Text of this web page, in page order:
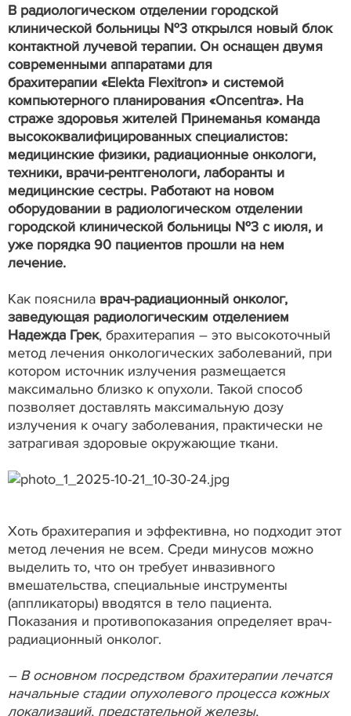
В радиологическом отделении городской
клинической больницы №3 открылся новый блок
контактной лучевой терапии. Он оснащен двумя
современными аппаратами для
брахитерапии «Elekta Flexitron» и системой
компьютерного планирования «Oncentra». На
страже здоровья жителей Принеманья команда
высококвалифицированных специалистов:
медицинские физики, радиационные онкологи,
техники, врачи-рентгенологи, лаборанты и
медицинские сестры. Работают на новом
оборудовании в радиологическом отделении
городской клинической больницы №3 с июля, и
уже порядка 90 пациентов прошли на нем
лечение.
Как пояснила врач-радиационный онколог,
заведующая радиологическим отделением
Надежда Грек, брахитерапия – это высокоточный
метод лечения онкологических заболеваний, при
котором источник излучения размещается
максимально близко к опухоли. Такой способ
позволяет доставлять максимальную дозу
излучения к очагу заболевания, практически не
затрагивая здоровые окружающие ткани.
Хоть брахитерапия и эффективна, но подходит этот
метод лечения не всем. Среди минусов можно
выделить то, что он требует инвазивного
вмешательства, специальные инструменты
(аппликаторы) вводятся в тело пациента.
Показания и противопоказания определяет врач-
радиационный онколог.
– В основном посредством брахитерапии лечатся
начальные стадии опухолевого процесса кожных
локализаций, предстательной железы,